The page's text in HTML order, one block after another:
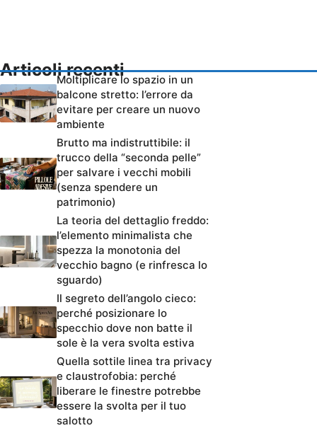
Articoli recenti
Moltiplicare lo spazio in un
balcone stretto: l’errore da
evitare per creare un nuovo
ambiente
Brutto ma indistruttibile: il
trucco della “seconda pelle”
per salvare i vecchi mobili
(senza spendere un
patrimonio)
La teoria del dettaglio freddo:
l’elemento minimalista che
spezza la monotonia del
vecchio bagno (e rinfresca lo
sguardo)
Il segreto dell’angolo cieco:
perché posizionare lo
specchio dove non batte il
sole è la vera svolta estiva
Quella sottile linea tra privacy
e claustrofobia: perché
liberare le finestre potrebbe
essere la svolta per il tuo
salotto